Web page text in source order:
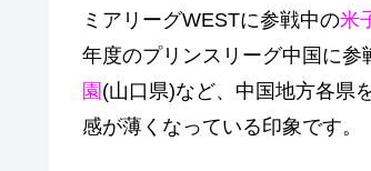
ミアリーグWESTに参戦中の米
年度のプリンスリーグ中国に
園 (山口県)など、 中国地方各県
感が薄くなっている印象です。